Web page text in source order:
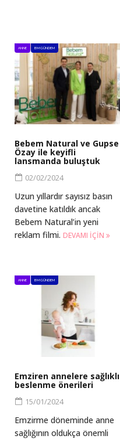
ANNE BM GÜNDEM
Bebem Natural ve Gupse
Özay ile keyifli
lansmanda buluştuk
02/02/2024
Uzun yıllardır sayısız basın
davetine katıldık ancak
Bebem Natural’in yeni
reklam filmi. DEVAMI IÇIN
ANNE BM GÜNDEM
Emziren annelere sağlıklı
beslenme önerileri
15/01/2024
Emzirme döneminde anne
sağlığının oldukça önemli